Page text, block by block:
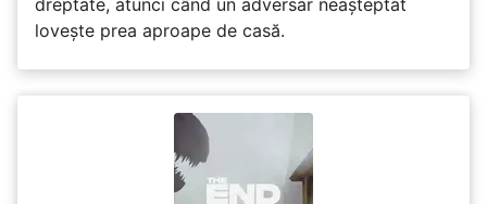
lovește prea aproape de casă.